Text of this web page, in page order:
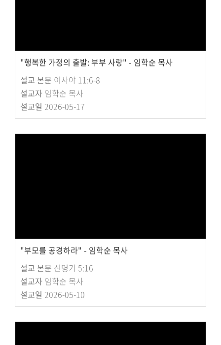
"행복한 가정의 출발: 부부 사랑" - 임학순 목사
설교 본문 이사야 11:6-8
설교자 임학순 목사
설교일 2026-05-17
"부모를 공경하라" - 임학순 목사
설교 본문 신명기 5:16
설교자 임학순 목사
설교일 2026-05-10